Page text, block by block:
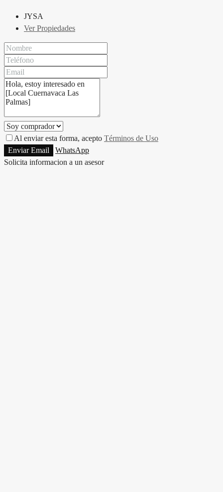
JYSA
Ver Propiedades
Al enviar esta forma, acepto Términos de Uso
Enviar Email
WhatsApp
Solicita informacion a un asesor